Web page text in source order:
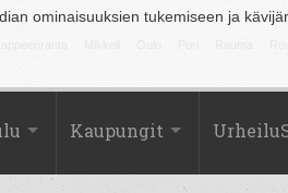
ominaisuuksien tukemiseen ja
Kaupungit